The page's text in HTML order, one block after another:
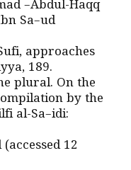
–Abdul-Haqq
Sa–ud
approaches
189.
plural. On the
by the
al-Sa–idi:
12